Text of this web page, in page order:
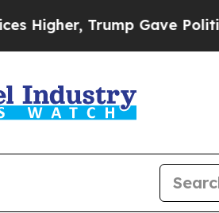
Trump Gave Politically